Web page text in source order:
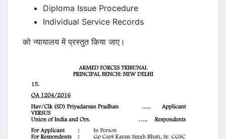
Diploma Issue Procedure
Individual Service Records
को न्यायालय में प्रस्तुत किया जाए।